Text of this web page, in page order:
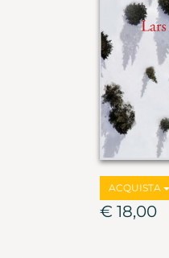
ACQUISTA
€ 18,00